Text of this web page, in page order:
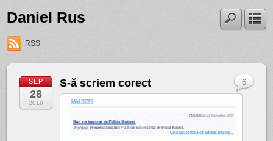
Daniel Rus
RSS
SEP
28
2010
S-ă scriem corect 6